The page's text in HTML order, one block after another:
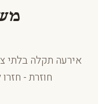
אירעה תקלה בלתי
חוזרת -